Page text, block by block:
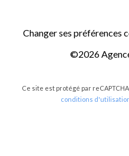
Changer ses préférences
©2026
Ce site est protégé par
conditions